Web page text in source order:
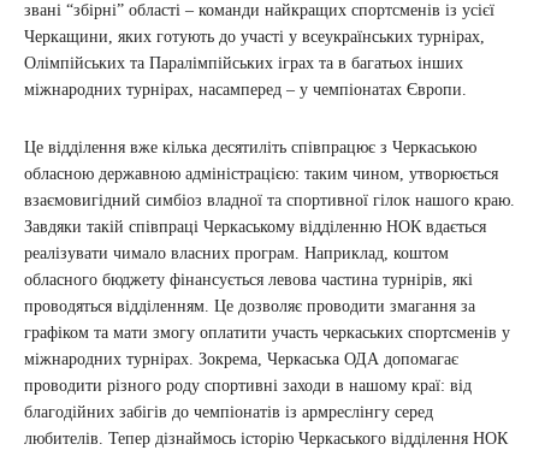
звані “збірні” області – команди найкращих спортсменів із усієї
Черкащини, яких готують до участі у всеукраїнських турнірах,
Олімпійських та Паралімпійських іграх та в багатьох інших
міжнародних турнірах, насамперед – у чемпіонатах Європи.
Це відділення вже кілька десятиліть співпрацює з Черкаською
обласною державною адміністрацією: таким чином, утворюється
взаємовигідний симбіоз владної та спортивної гілок нашого краю.
Завдяки такій співпраці Черкаському відділенню НОК вдається
реалізувати чимало власних програм. Наприклад, коштом
обласного бюджету фінансується левова частина турнірів, які
проводяться відділенням. Це дозволяє проводити змагання за
графіком та мати змогу оплатити участь черкаських спортсменів у
міжнародних турнірах. Зокрема, Черкаська ОДА допомагає
проводити різного роду спортивні заходи в нашому краї: від
благодійних забігів до чемпіонатів із армреслінгу серед
любителів. Тепер дізнаймось історію Черкаського відділення НОК